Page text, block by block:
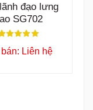
SG702
Liên hệ